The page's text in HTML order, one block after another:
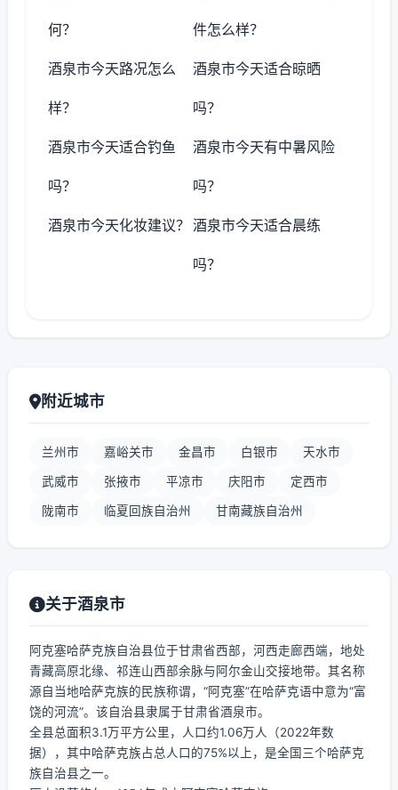
何？ 件怎么样？
酒泉市今天路况怎么
样？
酒泉市今天适合晾晒
吗？
酒泉市今天适合钓鱼
吗？
酒泉市今天有中暑风险
吗？
酒泉市今天化妆建议？ 酒泉市今天适合晨练
吗？
附近城市
兰州市 嘉峪关市 金昌市 白银市 天水市
武威市 张掖市 平凉市 庆阳市 定西市
陇南市 临夏回族自治州 甘南藏族自治州
关于酒泉市
阿克塞哈萨克族自治县位于甘肃省西部，河西走廊西端，地处
青藏高原北缘、祁连山西部余脉与阿尔金山交接地带。其名称
源自当地哈萨克族的民族称谓，“阿克塞”在哈萨克语中意为“富
饶的河流”。该自治县隶属于甘肃省酒泉市。
全县总面积3.1万平方公里，人口约1.06万人（2022年数
据），其中哈萨克族占总人口的75%以上，是全国三个哈萨克
族自治县之一。